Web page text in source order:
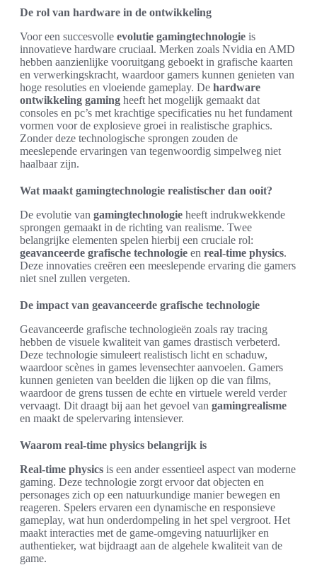
De rol van hardware in de ontwikkeling
Voor een succesvolle evolutie gamingtechnologie is
innovatieve hardware cruciaal. Merken zoals Nvidia en AMD
hebben aanzienlijke vooruitgang geboekt in grafische kaarten
en verwerkingskracht, waardoor gamers kunnen genieten van
hoge resoluties en vloeiende gameplay. De hardware
ontwikkeling gaming heeft het mogelijk gemaakt dat
consoles en pc’s met krachtige specificaties nu het fundament
vormen voor de explosieve groei in realistische graphics.
Zonder deze technologische sprongen zouden de
meeslepende ervaringen van tegenwoordig simpelweg niet
haalbaar zijn.
Wat maakt gamingtechnologie realistischer dan ooit?
De evolutie van gamingtechnologie heeft indrukwekkende
sprongen gemaakt in de richting van realisme. Twee
belangrijke elementen spelen hierbij een cruciale rol:
geavanceerde grafische technologie en real-time physics.
Deze innovaties creëren een meeslepende ervaring die gamers
niet snel zullen vergeten.
De impact van geavanceerde grafische technologie
Geavanceerde grafische technologieën zoals ray tracing
hebben de visuele kwaliteit van games drastisch verbeterd.
Deze technologie simuleert realistisch licht en schaduw,
waardoor scènes in games levensechter aanvoelen. Gamers
kunnen genieten van beelden die lijken op die van films,
waardoor de grens tussen de echte en virtuele wereld verder
vervaagt. Dit draagt bij aan het gevoel van gamingrealisme
en maakt de spelervaring intensiever.
Waarom real-time physics belangrijk is
Real-time physics is een ander essentieel aspect van moderne
gaming. Deze technologie zorgt ervoor dat objecten en
personages zich op een natuurkundige manier bewegen en
reageren. Spelers ervaren een dynamische en responsieve
gameplay, wat hun onderdompeling in het spel vergroot. Het
maakt interacties met de game-omgeving natuurlijker en
authentieker, wat bijdraagt aan de algehele kwaliteit van de
game.